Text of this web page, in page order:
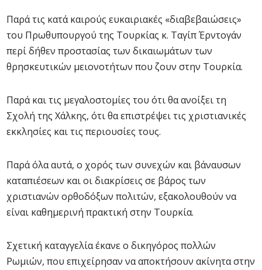
Παρά τις κατά καιρούς ευκαιριακές «διαβεβαιώσεις»
του Πρωθυπουργού της Τουρκίας κ. Ταγίπ Έρντογάν
περί δήθεν προστασίας των δικαιωμάτων των
θρησκευτικών μειονοτήτων που ζουν στην Τουρκία.
Παρά και τις μεγαλοστομίες του ότι θα ανοίξει τη
Σχολή της Χάλκης, ότι θα επιστρέψει τις χριστιανικές
εκκλησίες και τις περιουσίες τους.
Παρά όλα αυτά, ο χορός των συνεχών και βάναυσων
καταπιέσεων και οι διακρίσεις σε βάρος των
χριστιανών ορθοδόξων πολιτών, εξακολουθούν να
είναι καθημερινή πρακτική στην Τουρκία.
Σχετική καταγγελία έκανε ο δικηγόρος πολλών
Ρωμιών, που επιχείρησαν να αποκτήσουν ακίνητα στην